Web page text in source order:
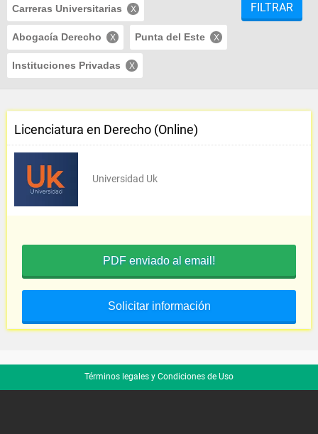
Carreras Universitarias
Abogacía Derecho Punta del Este
Instituciones Privadas
FILTRAR
Licenciatura en Derecho (Online)
Universidad Uk
PDF enviado al email!
Solicitar información
Términos legales y Condiciones de Uso